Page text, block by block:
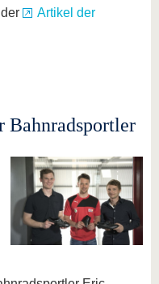
Artikel der
Bahnradsportler